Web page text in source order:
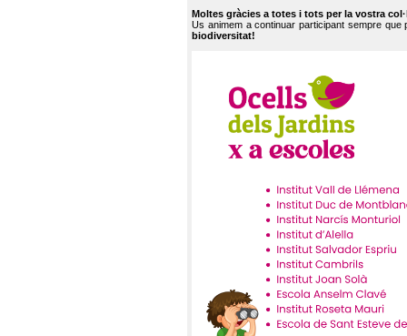
Moltes gràcies a totes i tots per la vostra
Us animem a continuar participant sempre que
biodiversitat!